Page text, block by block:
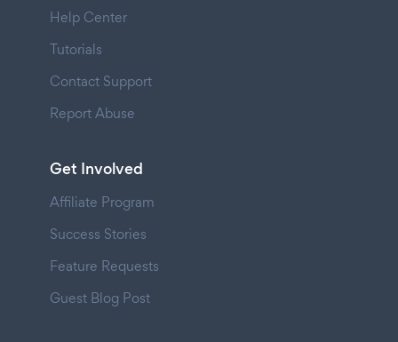
Help Center
Tutorials
Contact Support
Report Abuse
Get Involved
Affiliate Program
Success Stories
Feature Requests
Guest Blog Post